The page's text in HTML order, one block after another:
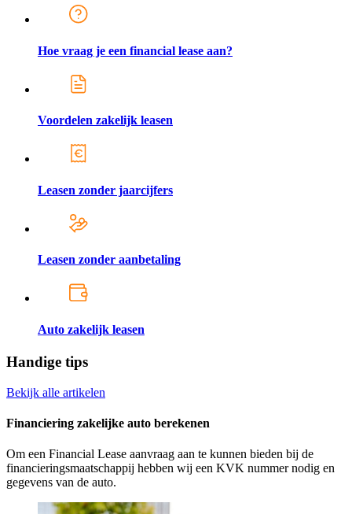
Hoe vraag je een financial lease aan?
Voordelen zakelijk leasen
Leasen zonder jaarcijfers
Leasen zonder aanbetaling
Auto zakelijk leasen
Handige tips
Bekijk alle artikelen
Financiering zakelijke auto berekenen
Om een Financial Lease aanvraag aan te kunnen bieden bij de
financieringsmaatschappij hebben wij een KVK nummer nodig en
gegevens van de auto.